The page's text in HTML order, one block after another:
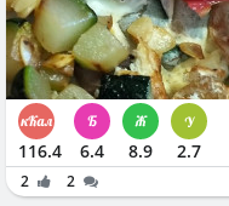
116.4 6.4 8.9 2.7
2 2